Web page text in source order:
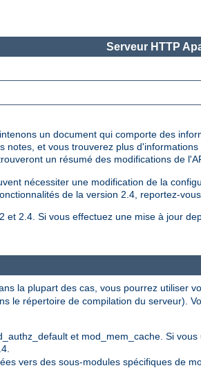
Serveur HTTP
un document qui comporte des
notes, et vous trouverez plus
un résumé des modifications de
nécessiter une modification de la
de la version 2.4, reportez-
2.4. Si vous effectuez une mise à jour
la plupart des cas, vous pourrez utiliser
le répertoire de compilation du serveur).
et mod_mem_cache. Si
vers des sous-modules spécifiques de